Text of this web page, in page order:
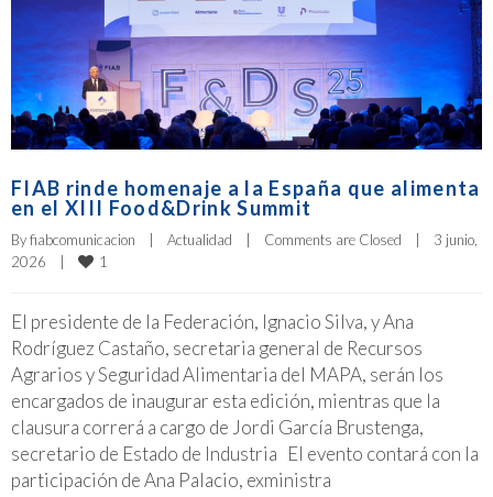
FIAB rinde homenaje a la España que alimenta
en el XIII Food&Drink Summit
By fiabcomunicacion Actualidad Comments are Closed
3 junio,
2026
1
El presidente de la Federación, Ignacio Silva, y Ana
Rodríguez Castaño, secretaria general de Recursos
Agrarios y Seguridad Alimentaria del MAPA, serán los
encargados de inaugurar esta edición, mientras que la
clausura correrá a cargo de Jordi García Brustenga,
secretario de Estado de Industria El evento contará con la
participación de Ana Palacio, exministra